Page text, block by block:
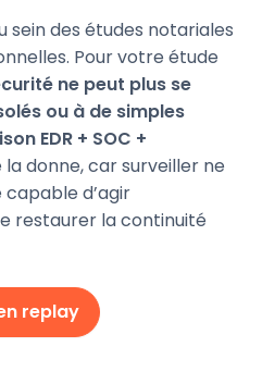
sein des études notariales
Pour votre étude
ne peut plus se
ou à de simples
EDR + SOC +
donne, car surveiller ne
d’agir
restaurer la continuité
replay